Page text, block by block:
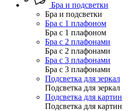
Бра и подсветки
Бра и подсветки
Бра с 1 плафоном
Бра с 1 плафоном
Бра с 2 плафонами
Бра с 2 плафонами
Бра с 3 плафонами
Бра с 3 плафонами
Подсветка для зеркал
Подсветка для зеркал
Подсветка для картин
Подсветка для картин